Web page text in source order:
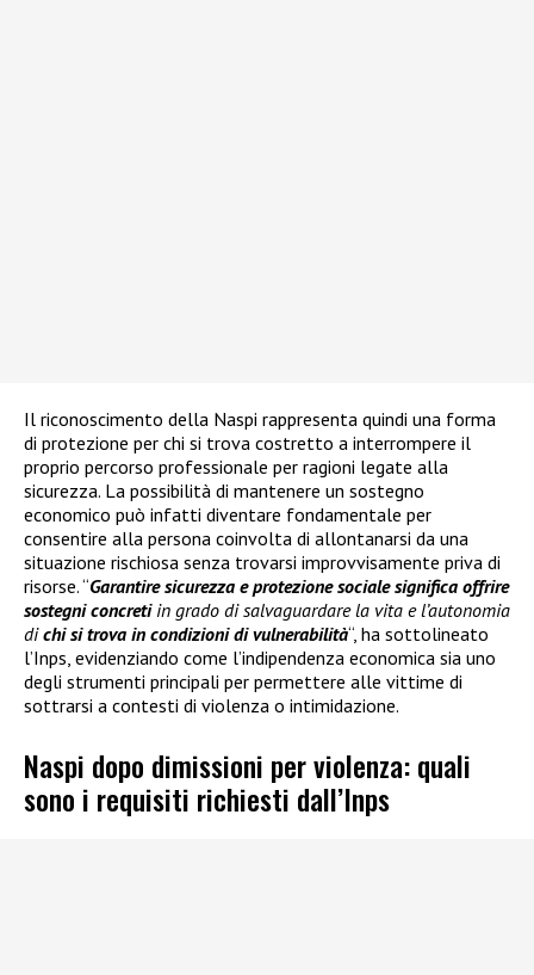
Il riconoscimento della Naspi rappresenta quindi una forma
di protezione per chi si trova costretto a interrompere il
proprio percorso professionale per ragioni legate alla
sicurezza. La possibilità di mantenere un sostegno
economico può infatti diventare fondamentale per
consentire alla persona coinvolta di allontanarsi da una
situazione rischiosa senza trovarsi improvvisamente priva di
risorse. “Garantire sicurezza e protezione sociale significa offrire
sostegni concretiin grado di salvaguardare la vita e l’autonomia
dichi si trova in condizioni di vulnerabilità“, ha sottolineato
l’Inps, evidenziando come l’indipendenza economica sia uno
degli strumenti principali per permettere alle vittime di
sottrarsi a contesti di violenza o intimidazione.
Naspi dopo dimissioni per violenza: quali
sono i requisiti richiesti dall’Inps